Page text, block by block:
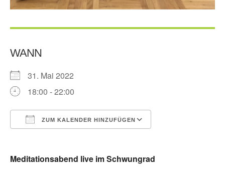
WANN
31. Mai 2022
18:00 - 22:00
ZUM KALENDER HINZUFÜGEN
Meditationsabend live im Schwungrad